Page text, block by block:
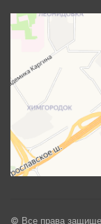
© Все права